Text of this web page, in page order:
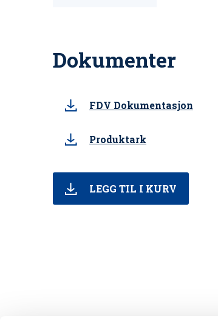
Dokumenter
FDV Dokumentasjon
Produktark
LEGG TIL I KURV